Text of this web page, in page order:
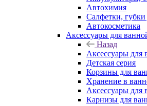
Автохимия
Салфетки, губки
Автокосметика
Аксессуары для
Назад
Аксессуары для
Детская серия
Корзины для
Хранение в
Аксессуары для
Карнизы для